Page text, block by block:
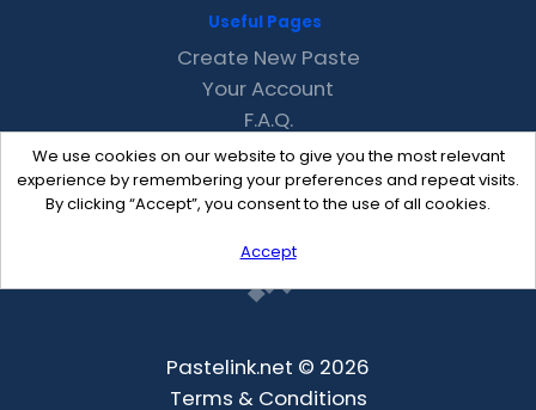
We use cookies on our website to give you the most relevant
experience by remembering your preferences and repeat visits.
By clicking “Accept”, you consent to the use of all cookies.
Accept
Useful Pages
Create New Paste
Your Account
F.A.Q.
Recent
Contact
Pastelink.net © 2026
Terms & Conditions